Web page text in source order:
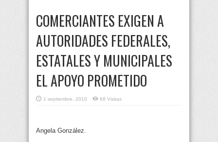
COMERCIANTES EXIGEN A
AUTORIDADES FEDERALES,
ESTATALES Y MUNICIPALES
EL APOYO PROMETIDO
1 septiembre, 2010 68 Visitas
Angela González.